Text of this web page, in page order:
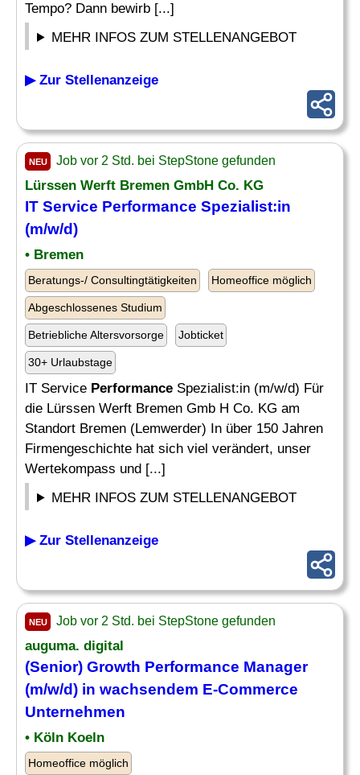
Tempo? Dann bewirb [...]
MEHR INFOS ZUM STELLENANGEBOT
▶ Zur Stellenanzeige
NEU Job vor 2 Std. bei StepStone gefunden
Lürssen Werft Bremen GmbH Co. KG
IT Service Performance Spezialist:in
(m/w/d)
• Bremen
Beratungs-/ Consultingtätigkeiten Homeoffice möglich
Abgeschlossenes Studium
Betriebliche Altersvorsorge Jobticket
30+ Urlaubstage
IT Service Performance Spezialist:in (m/w/d) Für
die Lürssen Werft Bremen Gmb H Co. KG am
Standort Bremen (Lemwerder) In über 150 Jahren
Firmengeschichte hat sich viel verändert, unser
Wertekompass und [...]
MEHR INFOS ZUM STELLENANGEBOT
▶ Zur Stellenanzeige
NEU Job vor 2 Std. bei StepStone gefunden
auguma. digital
(Senior) Growth Performance Manager
(m/w/d) in wachsendem E-Commerce
Unternehmen
• Köln Koeln
Homeoffice möglich